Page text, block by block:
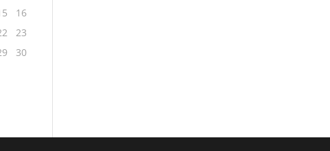
16
23
30